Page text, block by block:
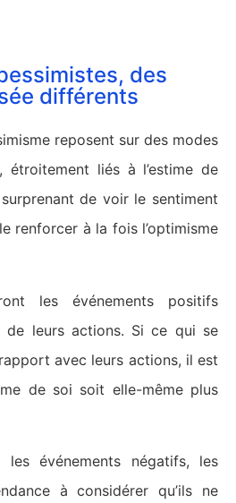
des
différents
reposent sur des modes
étroitement liés à l’estime de
de voir le sentiment
renforcer à la fois l’optimisme
les événements positifs
leurs actions. Si ce qui se
avec leurs actions, il est
de soi soit elle-même plus
événements négatifs, les
à considérer qu’ils ne